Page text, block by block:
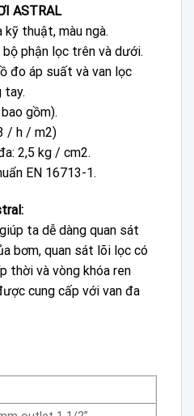
ASTRAL
thuật, màu ngà.
phận lọc trên và dưới.
đo áp suất và van lọc
tay.
gồm).
/ h / m2)
2,5 kg / cm2.
EN 16713-1.
ta dễ dàng quan sát
bơm, quan sát lõi lọc có
thời và vòng khóa ren
cung cấp với van đa